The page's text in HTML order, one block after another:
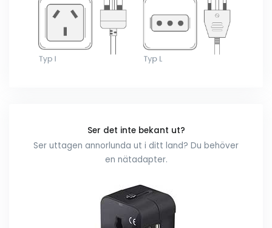
Ser det inte bekant ut?
Ser uttagen annorlunda ut i ditt land? Du behöver
en nätadapter.